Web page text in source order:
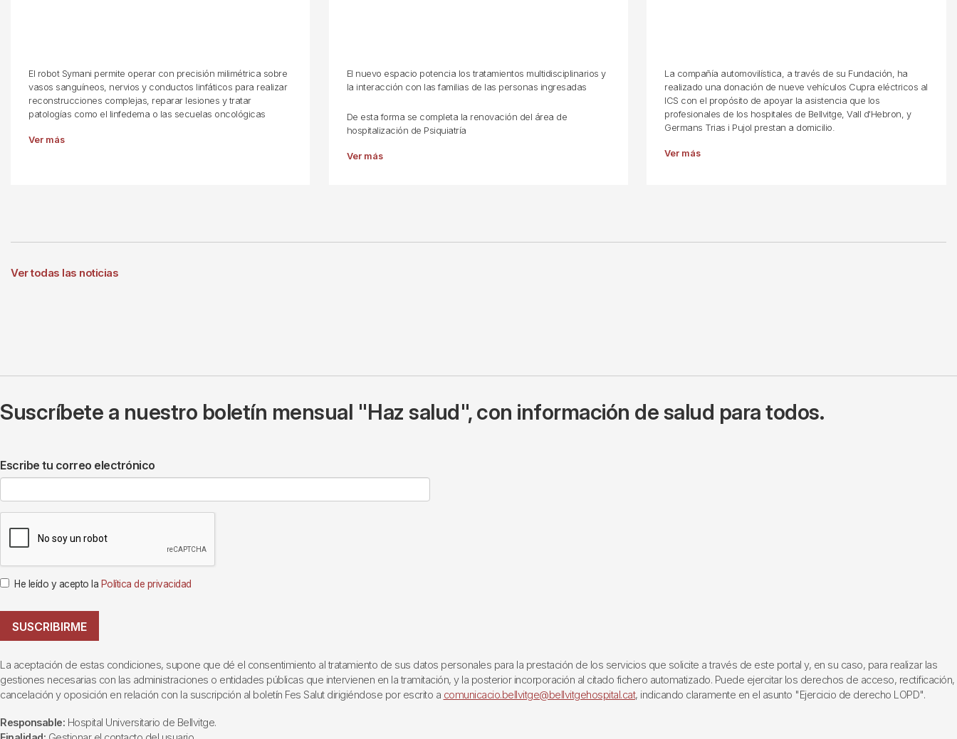
El robot Symani permite operar con precisión milimétrica sobre
vasos sanguíneos, nervios y conductos linfáticos para realizar
reconstrucciones complejas, reparar lesiones y tratar
patologías como el linfedema o las secuelas oncológicas
Ver más
El nuevo espacio potencia los tratamientos multidisciplinarios y
la interacción con las familias de las personas ingresadas
De esta forma se completa la renovación del área de
hospitalización de Psiquiatría
Ver más
La compañía automovilística, a través de su Fundación, ha
realizado una donación de nueve vehículos Cupra eléctricos al
ICS con el propósito de apoyar la asistencia que los
profesionales de los hospitales de Bellvitge, Vall d'Hebron, y
Germans Trias i Pujol prestan a domicilio.
Ver más
Ver todas las noticias
Suscríbete a nuestro boletín mensual "Haz salud", con información de salud para todos.
Escribe tu correo electrónico
He leído y acepto la Política de privacidad
SUSCRIBIRME
La aceptación de estas condiciones, supone que dé el consentimiento al tratamiento de sus datos personales para la prestación de los servicios que solicite a través de este portal y, en su caso, para realizar las
gestiones necesarias con las administraciones o entidades públicas que intervienen en la tramitación, y la posterior incorporación al citado fichero automatizado. Puede ejercitar los derechos de acceso, rectificación,
cancelación y oposición en relación con la suscripción al boletín Fes Salut dirigiéndose por escrito a comunicacio.bellvitge@bellvitgehospital.cat, indicando claramente en el asunto "Ejercicio de derecho LOPD".
Responsable: Hospital Universitario de Bellvitge.